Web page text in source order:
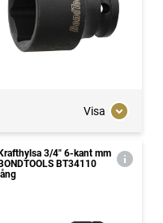
Visa
Krafthylsa 3/4" 6-kant mm
BONDTOOLS BT34110
lång